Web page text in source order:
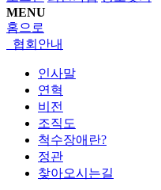
MENU
홈으로
협회안내
인사말
연혁
비전
조직도
척수장애란?
정관
찾아오시는길